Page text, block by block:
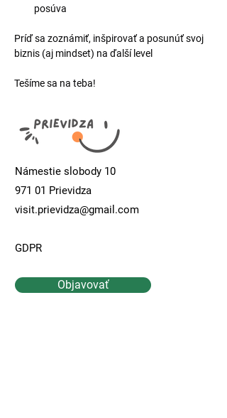
posúva
Príď sa zoznámiť, inšpirovať a posunúť svoj
biznis (aj mindset) na ďalší level
Tešíme sa na teba!
Námestie slobody 10
971 01 Prievidza
visit.prievidza@gmail.com
GDPR
Objavovať